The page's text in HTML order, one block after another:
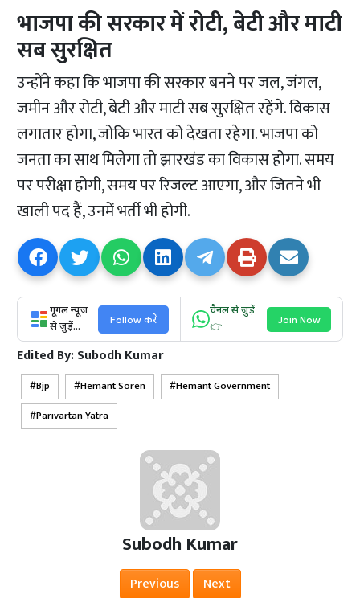
भाजपा की सरकार में रोटी, बेटी और माटी
सब सुरक्षित
उन्होंने कहा कि भाजपा की सरकार बनने पर जल, जंगल,
जमीन और रोटी, बेटी और माटी सब सुरक्षित रहेंगे. विकास
लगातार होगा, जोकि भारत को देखता रहेगा. भाजपा को
जनता का साथ मिलेगा तो झारखंड का विकास होगा. समय
पर परीक्षा होगी, समय पर रिजल्ट आएगा, और जितने भी
खाली पद हैं, उनमें भर्ती भी होगी.
गूगल न्यूज
से जुड़ें...
Follow करें
चैनल से जुड़ें
👉
Join Now
Edited By:Subodh Kumar
Bjp Hemant Soren
Hemant Government
Parivartan Yatra
Subodh Kumar
Previous Next